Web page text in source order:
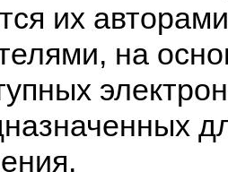
их
на